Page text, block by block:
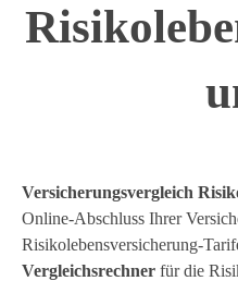
Versicherungsvergleich
Online-Abschluss Ihrer
Risikolebensversicherung-
Vergleichsrechner für die